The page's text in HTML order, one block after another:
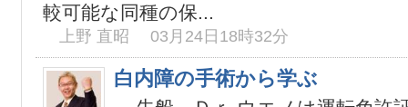
較可能な同種の保...
上野 直昭 03月24日18時32分
白内障の手術から学ぶ